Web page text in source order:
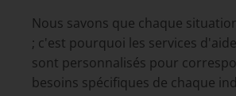
Nous savons que chaque
; c'est pourquoi les services
sont personnalisés pour
besoins spécifiques de chaque